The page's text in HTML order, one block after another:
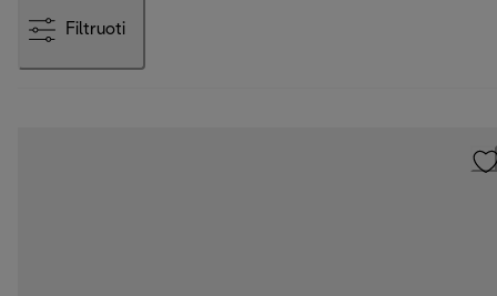
Filtruoti